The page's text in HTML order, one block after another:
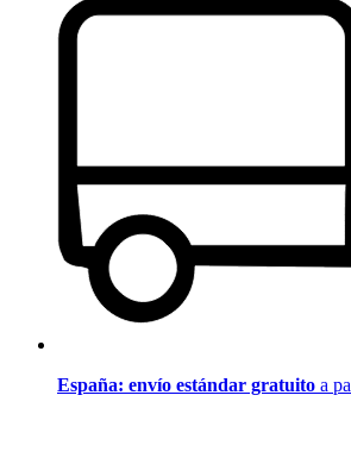
España: envío estándar gratuito a